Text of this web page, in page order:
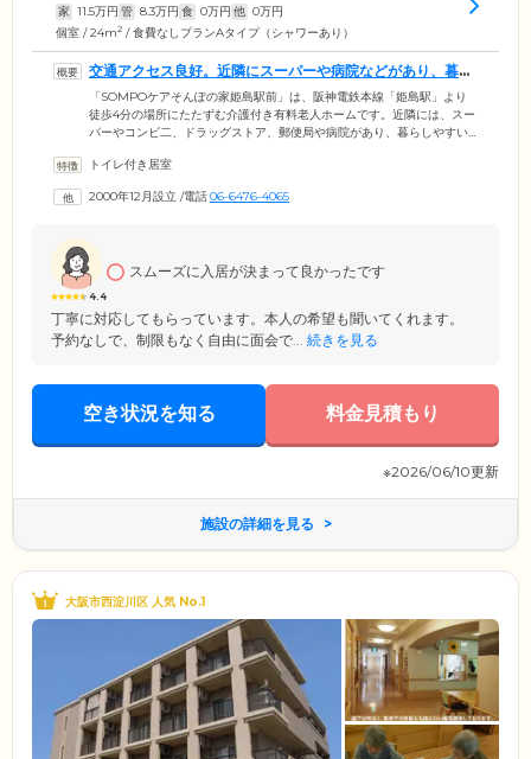
家 11.5万円 管 8.3万円 食 0万円 他 0万円
個室 / 24m2 / 食費なしプランAタイプ（シャワーあり）
交通アクセス良好。近隣にスーパーや病院などがあり、暮ら
しやすい環境です
「SOMPOケアそんぽの家姫島駅前」は、阪神電鉄本線「姫島駅」より
徒歩4分の場所にたたずむ介護付き有料老人ホームです。近隣には、スー
パーやコンビ二、ドラッグストア、郵便局や病院があり、暮らしやすい
りのお気持ちに寄り添いながら、日常生活のサポートを行っています。
往診や日々の健康管理などを実施。緊急時も迅速に対応いたしますの
トイレ付き居室
2000年12月設立 /電話06-6476-4065
4.4
スムーズに入居が決まって良かったです
丁寧に対応してもらっています。本人の希望も聞いてくれます。
予約なしで、制限もなく自由に面会で... 続きを見る
空き状況を知る 料金見積もり
※2026/06/10更新
施設の詳細を見る
大阪市西淀川区 人気 No.1